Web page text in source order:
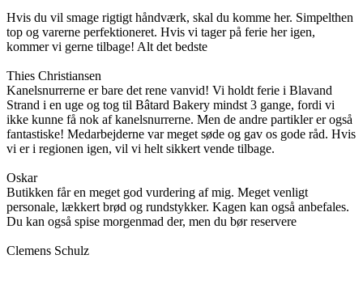
Hvis du vil smage rigtigt håndværk, skal du komme her. Simpelthen
top og varerne perfektioneret. Hvis vi tager på ferie her igen,
kommer vi gerne tilbage! Alt det bedste
Thies Christiansen
Kanelsnurrerne er bare det rene vanvid! Vi holdt ferie i Blavand
Strand i en uge og tog til Bâtard Bakery mindst 3 gange, fordi vi
ikke kunne få nok af kanelsnurrerne. Men de andre partikler er også
fantastiske! Medarbejderne var meget søde og gav os gode råd. Hvis
vi er i regionen igen, vil vi helt sikkert vende tilbage.
Oskar
Butikken får en meget god vurdering af mig. Meget venligt
personale, lækkert brød og rundstykker. Kagen kan også anbefales.
Du kan også spise morgenmad der, men du bør reservere
Clemens Schulz